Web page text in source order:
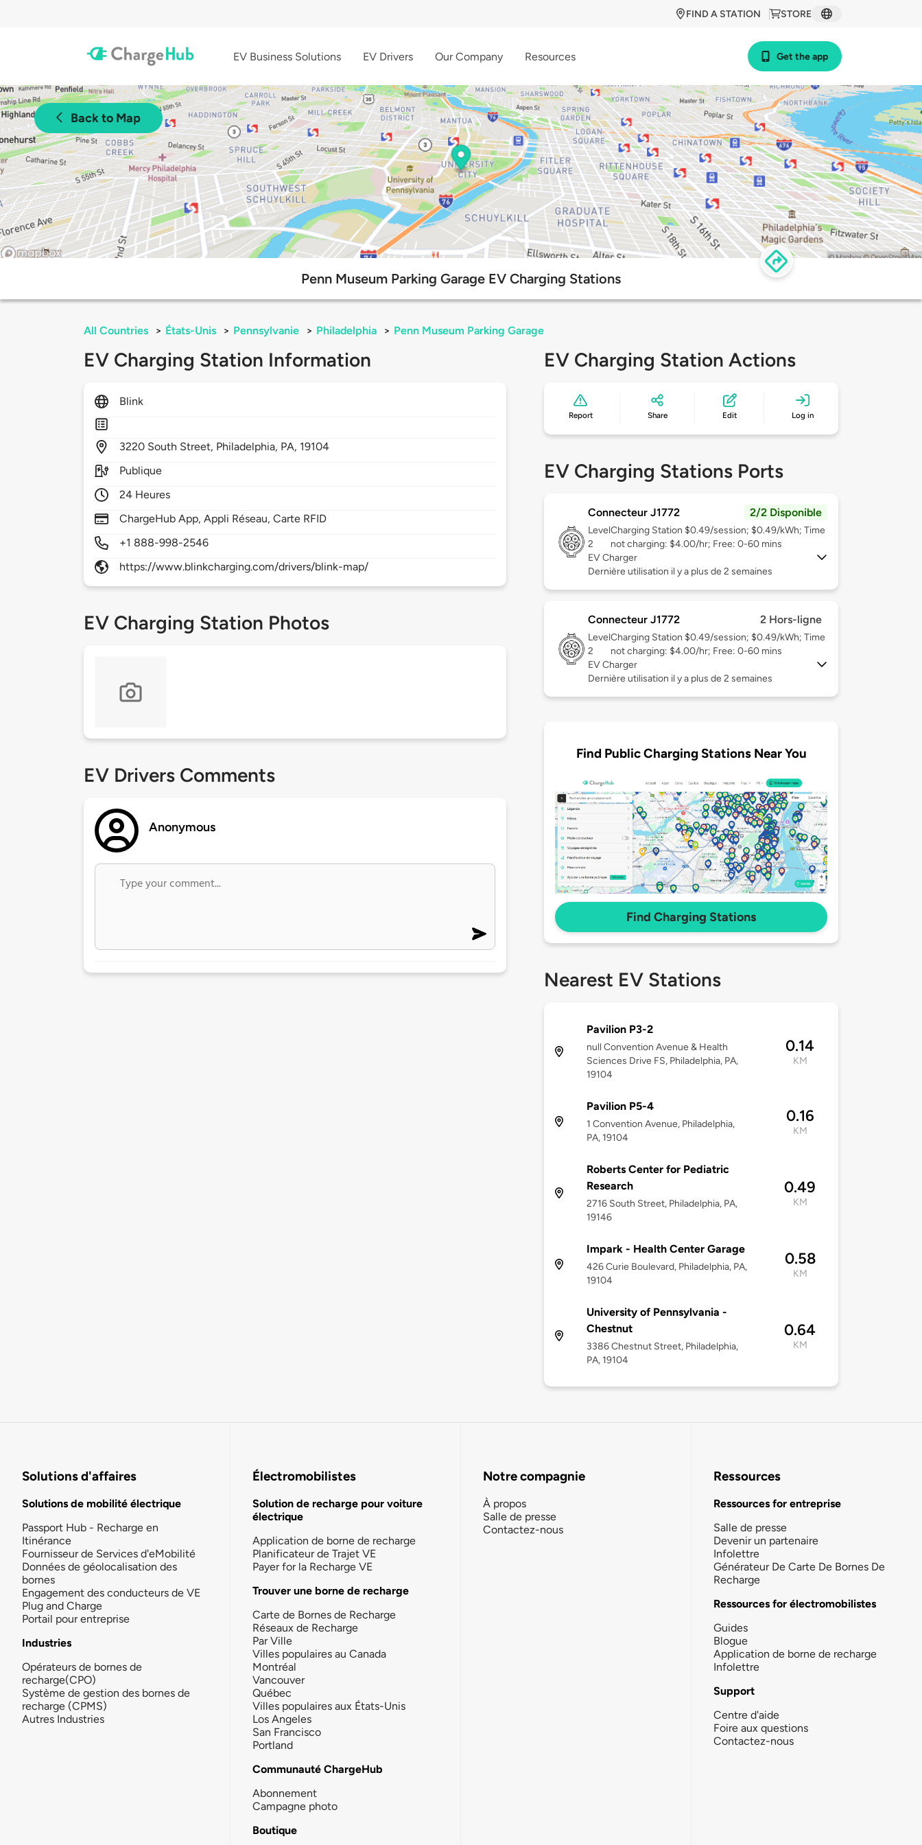
STORE
FIND A STATION
EV Business Solutions EV Drivers Our Company Resources Get the app
Back to Map
Penn Museum Parking Garage EV Charging Stations
All Countries > États-Unis > Pennsylvanie > Philadelphia > Penn Museum Parking Garage
EV Charging Station Information
Blink
3220 South Street, Philadelphia, PA, 19104
Publique
24 Heures
ChargeHub App, Appli Réseau, Carte RFID
+1 888-998-2546
https://www.blinkcharging.com/drivers/blink-map/
EV Charging Station Photos
EV Drivers Comments
Anonymous
EV Charging Station Actions
Report Share Edit Log in
EV Charging Stations Ports
Connecteur J1772 2/2 Disponible
Level
2
Charging Station $0.49/session; $0.49/kWh; Time
not charging: $4.00/hr; Free: 0-60 mins
EV Charger
Dernière utilisation il y a plus de 2 semaines
Connecteur J1772 2 Hors-ligne
Level
2
Charging Station $0.49/session; $0.49/kWh; Time
not charging: $4.00/hr; Free: 0-60 mins
EV Charger
Dernière utilisation il y a plus de 2 semaines
Find Public Charging Stations Near You
Find Charging Stations
Nearest EV Stations
Pavilion P3-2
null Convention Avenue & Health
Sciences Drive FS, Philadelphia, PA,
19104
0.14
KM
Pavilion P5-4
1 Convention Avenue, Philadelphia,
PA, 19104
0.16
KM
Roberts Center for Pediatric
Research
2716 South Street, Philadelphia, PA,
19146
0.49
KM
Impark - Health Center Garage
426 Curie Boulevard, Philadelphia, PA,
19104
0.58
KM
University of Pennsylvania -
Chestnut
3386 Chestnut Street, Philadelphia,
PA, 19104
0.64
KM
Solutions d'affaires
Solutions de mobilité électrique
Passport Hub - Recharge en
Itinérance
Fournisseur de Services d'eMobilité
Données de géolocalisation des
bornes
Engagement des conducteurs de VE
Plug and Charge
Portail pour entreprise
Industries
Opérateurs de bornes de
recharge(CPO)
Système de gestion des bornes de
recharge (CPMS)
Autres Industries
Électromobilistes
Solution de recharge pour voiture
électrique
Application de borne de recharge
Planificateur de Trajet VE
Payer for la Recharge VE
Trouver une borne de recharge
Carte de Bornes de Recharge
Réseaux de Recharge
Par Ville
Villes populaires au Canada
Montréal
Vancouver
Québec
Villes populaires aux États-Unis
Los Angeles
San Francisco
Portland
Communauté ChargeHub
Abonnement
Campagne photo
Boutique
Notre compagnie
À propos
Salle de presse
Contactez-nous
Ressources
Ressources for entreprise
Salle de presse
Devenir un partenaire
Infolettre
Générateur De Carte De Bornes De
Recharge
Ressources for électromobilistes
Guides
Blogue
Application de borne de recharge
Infolettre
Support
Centre d'aide
Foire aux questions
Contactez-nous